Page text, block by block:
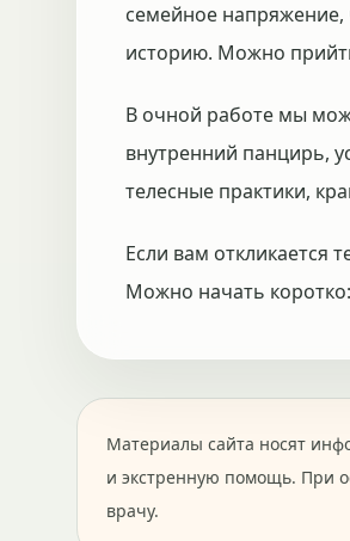
семейное напряжение,
историю. Можно
В очной работе мы
внутренний панцирь,
телесные практики,
Если вам откликается
Можно начать
Материалы сайта носят
и экстренную помощь. При
врачу.